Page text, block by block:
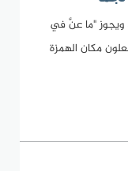
ويجوز "ما عنَّ في
مكان الهمزة